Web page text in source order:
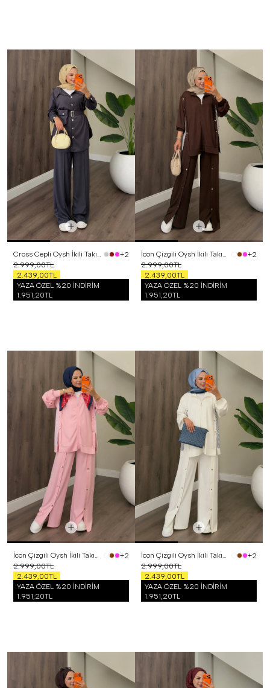
Cross Cepli Oysh İkili Takım Antrasit
+2
2.999,00TL
2.439,00TL
YAZA ÖZEL %20 İNDİRİM
1.951,20TL
İcon Çizgili Oysh İkili Takım Kahverengi
+2
2.999,00TL
2.439,00TL
YAZA ÖZEL %20 İNDİRİM
1.951,20TL
İcon Çizgili Oysh İkili Takım Pembe
+2
2.999,00TL
2.439,00TL
YAZA ÖZEL %20 İNDİRİM
1.951,20TL
İcon Çizgili Oysh İkili Takım Beyaz
+2
2.999,00TL
2.439,00TL
YAZA ÖZEL %20 İNDİRİM
1.951,20TL